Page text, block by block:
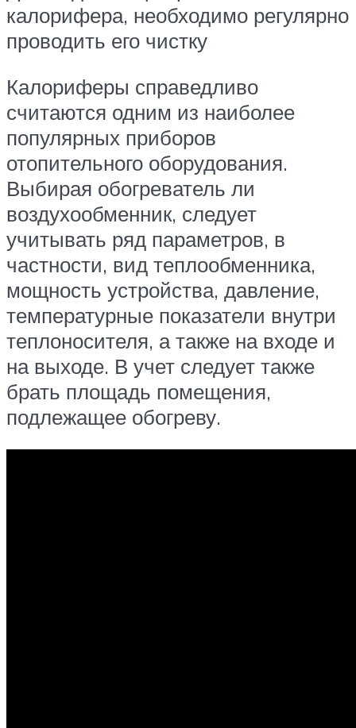
калорифера, необходимо регулярно
проводить его чистку
Калориферы справедливо
считаются одним из наиболее
популярных приборов
отопительного оборудования.
Выбирая обогреватель ли
воздухообменник, следует
учитывать ряд параметров, в
частности, вид теплообменника,
мощность устройства, давление,
температурные показатели внутри
теплоносителя, а также на входе и
на выходе. В учет следует также
брать площадь помещения,
подлежащее обогреву.